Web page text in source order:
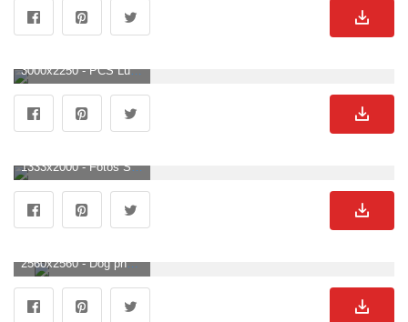
3000x2250 - PCS Lustiger Hund Wand Collage Kit Golden Retriever Aesthetic Photo Collage Prints Cottagecore Bild Room Decor DIGITAL DOWNLOAD 10x15. Süße Hunde Hintergrundbild.
1333x2000 - Fotos Suesse Welpen, Über 80.000 hochqualitative kostenlose Stockfotos. Süße Hunde Hintergrund für Mobilgerät.
2560x2560 - Dog phone wallpaper. Süße Hunde Bild.